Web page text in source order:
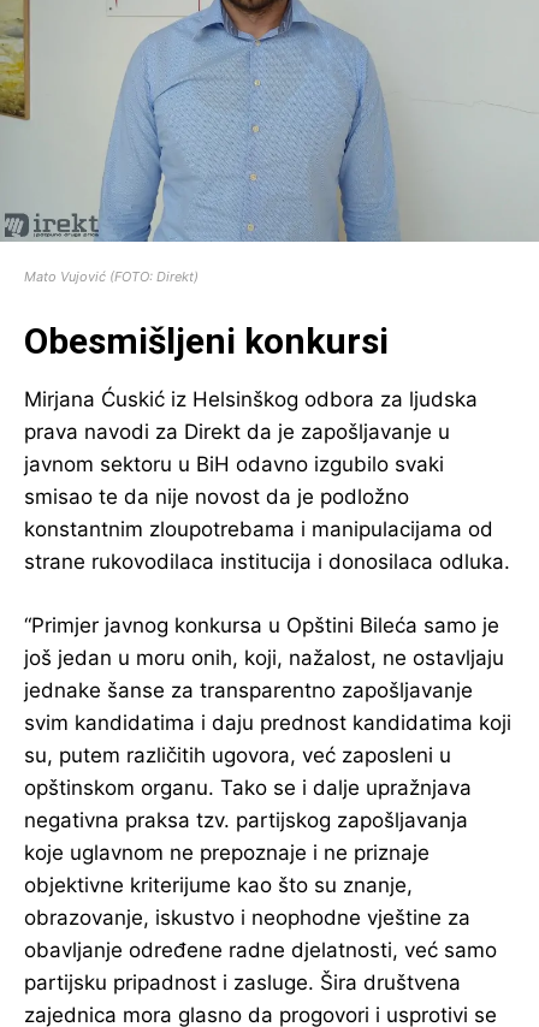
Mato Vujović (FOTO: Direkt)
Obesmišljeni konkursi
Mirjana Ćuskić iz Helsinškog odbora za ljudska
prava navodi za Direkt da je zapošljavanje u
javnom sektoru u BiH odavno izgubilo svaki
smisao te da nije novost da je podložno
konstantnim zloupotrebama i manipulacijama od
strane rukovodilaca institucija i donosilaca odluka.
“Primjer javnog konkursa u Opštini Bileća samo je
još jedan u moru onih, koji, nažalost, ne ostavljaju
jednake šanse za transparentno zapošljavanje
svim kandidatima i daju prednost kandidatima koji
su, putem različitih ugovora, već zaposleni u
opštinskom organu. Tako se i dalje upražnjava
negativna praksa tzv. partijskog zapošljavanja
koje uglavnom ne prepoznaje i ne priznaje
objektivne kriterijume kao što su znanje,
obrazovanje, iskustvo i neophodne vještine za
obavljanje određene radne djelatnosti, već samo
partijsku pripadnost i zasluge. Šira društvena
zajednica mora glasno da progovori i usprotivi se